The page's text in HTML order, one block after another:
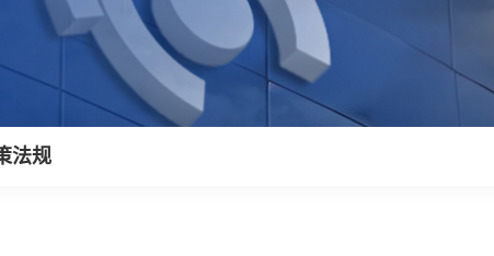
法规